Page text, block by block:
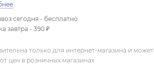
сегодня - бесплатно
завтра - 390 ₽
только для интернет-магазина и может
цен в розничных магазинах